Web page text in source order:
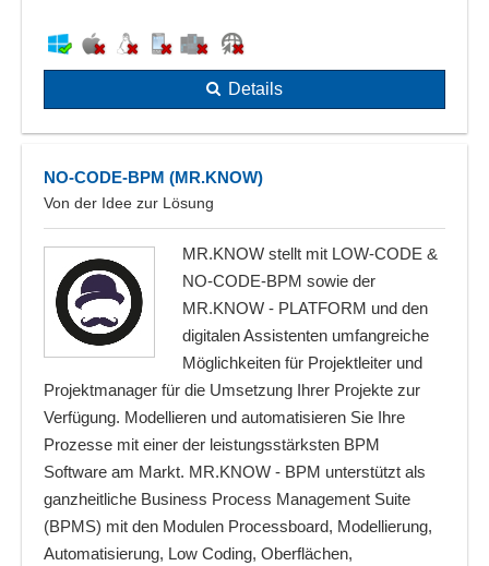
Details
NO-CODE-BPM (MR.KNOW)
Von der Idee zur Lösung
MR.KNOW stellt mit LOW-CODE &
NO-CODE-BPM sowie der
MR.KNOW - PLATFORM und den
digitalen Assistenten umfangreiche
Möglichkeiten für Projektleiter und
Projektmanager für die Umsetzung Ihrer Projekte zur
Verfügung. Modellieren und automatisieren Sie Ihre
Prozesse mit einer der leistungsstärksten BPM
Software am Markt. MR.KNOW - BPM unterstützt als
ganzheitliche Business Process Management Suite
(BPMS) mit den Modulen Processboard, Modellierung,
Automatisierung, Low Coding, Oberflächen,